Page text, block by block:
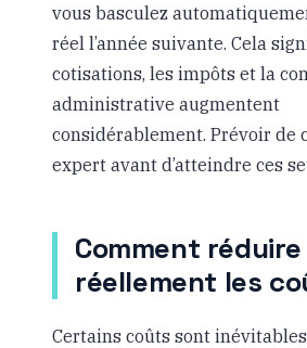
vous basculez
réel l’année suivante. Cela
cotisations, les impôts et la
administrative augmentent
considérablement. Prévoir de
expert avant d’atteindre ces
Comment réduire
réellement les
Certains coûts sont